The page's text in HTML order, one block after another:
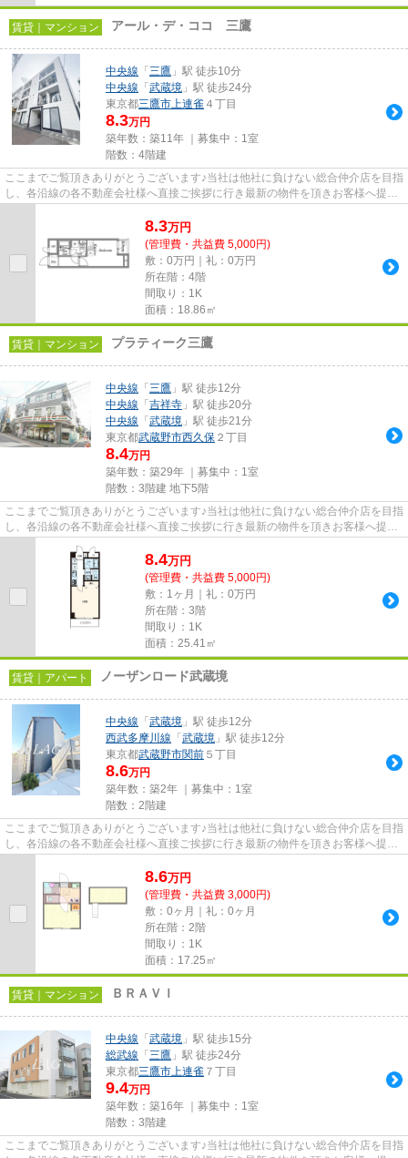
賃貸｜マンション アール・デ・ココ 三鷹
中央線 「 三鷹 」駅 徒歩10分
中央線 「 武蔵境 」駅 徒歩24分
東京都三鷹市上連雀 ４丁目
8.3万円
築年数：築11年 ｜募集中： 1室
階数：4階建
ここまでご覧頂きありがとうございます♪当社は他社に負けない総合仲介店を目指
し、各沿線の各不動産会社様へ直接ご挨拶に行き最新の物件を頂きお客様へ提供
8.3万円
(管理費・共益費 5,000円)
敷：0万円｜礼：0万円
所在階：4階
間取り：1K
面積：18.86㎡
賃貸｜マンション プラティーク三鷹
中央線 「 三鷹 」駅 徒歩12分
中央線 「 吉祥寺 」駅 徒歩20分
中央線 「 武蔵境 」駅 徒歩21分
東京都武蔵野市西久保 ２丁目
8.4万円
築年数：築29年 ｜募集中： 1室
階数：3階建 地下5階
ここまでご覧頂きありがとうございます♪当社は他社に負けない総合仲介店を目指
し、各沿線の各不動産会社様へ直接ご挨拶に行き最新の物件を頂きお客様へ提供
8.4万円
(管理費・共益費 5,000円)
敷：1ヶ月｜礼：0万円
所在階：3階
間取り：1K
面積：25.41㎡
賃貸｜アパート ノーザンロード武蔵境
中央線 「 武蔵境 」駅 徒歩12分
西武多摩川線 「 武蔵境 」駅 徒歩12分
東京都武蔵野市関前 ５丁目
8.6万円
築年数：築2年 ｜募集中： 1室
階数：2階建
ここまでご覧頂きありがとうございます♪当社は他社に負けない総合仲介店を目指
し、各沿線の各不動産会社様へ直接ご挨拶に行き最新の物件を頂きお客様へ提供
8.6万円
(管理費・共益費 3,000円)
敷：0ヶ月｜礼：0ヶ月
所在階：2階
間取り：1K
面積：17.25㎡
賃貸｜マンション ＢＲＡＶＩ
中央線 「 武蔵境 」駅 徒歩15分
総武線 「 三鷹 」駅 徒歩24分
東京都三鷹市上連雀 ７丁目
9.4万円
築年数：築16年 ｜募集中： 1室
階数：3階建
ここまでご覧頂きありがとうございます♪当社は他社に負けない総合仲介店を目指